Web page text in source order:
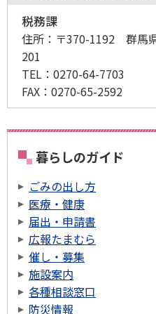
税務課
住所： 〒370-1192 群馬
201
TEL： 0270-64-7703
FAX： 0270-65-2592
暮らしのガイド
ごみの出し方
医療・健康
届出・申請書
広報たまむら
催し・募集
施設案内
各種相談窓口
防災情報